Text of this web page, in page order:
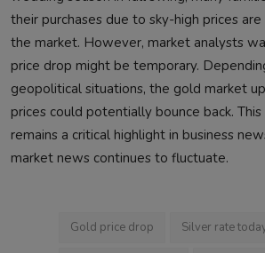
their purchases due to sky-high prices
the market. However, market analysts
price drop might be temporary.
geopolitical situations, the gold market
prices could potentially bounce back.
remains a critical highlight in business
market news continues to fluctuate.
Gold price drop Silver rate